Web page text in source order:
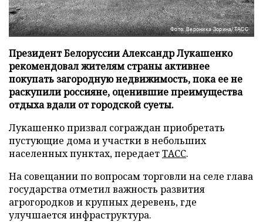
Фото: Вероника Зорина/ТАСС
Президент Белоруссии Александр Лукашенко
рекомендовал жителям страны активнее
покупать загородную недвижимость, пока ее не
раскупили россияне, оценившие преимущества
отдыха вдали от городской суеты.
Лукашенко призвал сограждан приобретать
пустующие дома и участки в небольших
населенных пунктах, передаетТАСС.
На совещании по вопросам торговли на селе глава
государства отметил важность развития
агрогородков и крупных деревень, где
улучшается инфраструктура.